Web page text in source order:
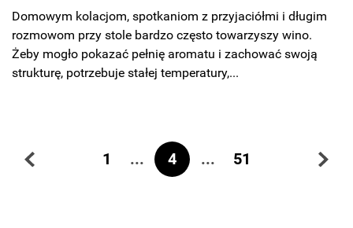
Domowym kolacjom, spotkaniom z przyjaciółmi i długim
rozmowom przy stole bardzo często towarzyszy wino.
Żeby mogło pokazać pełnię aromatu i zachować swoją
strukturę, potrzebuje stałej temperatury,...
1 ... 4 ... 51